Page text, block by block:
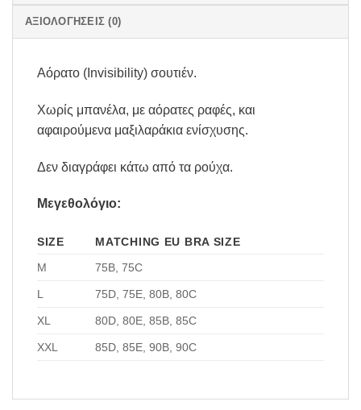
ΑΞΙΟΛΟΓΉΣΕΙΣ (0)
Αόρατο (Invisibility) σουτιέν.
Χωρίς μπανέλα, με αόρατες ραφές, και
αφαιρούμενα μαξιλαράκια ενίσχυσης.
Δεν διαγράφει κάτω από τα ρούχα.
Μεγεθολόγιο:
SIZE
MATCHING EU BRA SIZE
M
75B, 75C
L 75D, 75E, 80B, 80C
XL 80D, 80E, 85B, 85C
XXL 85D, 85E, 90B, 90C